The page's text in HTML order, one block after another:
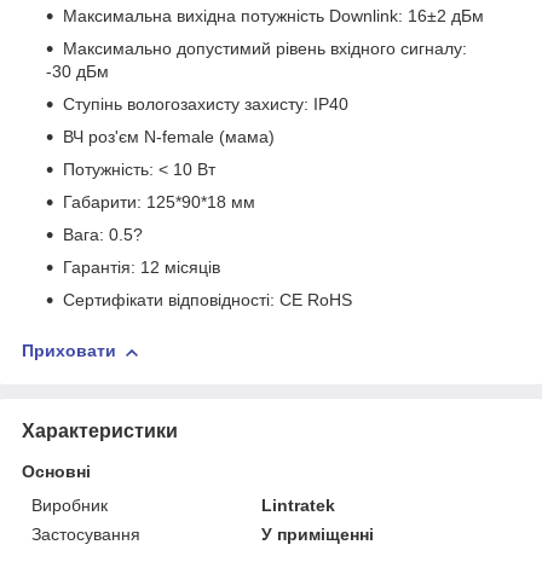
Максимальна вихідна потужність Downlink: 16±2 дБм
Максимально допустимий рівень вхідного сигналу:
-30 дБм
Ступінь вологозахисту захисту: ІР40
ВЧ роз'єм N-female (мама)
Потужність: < 10 Bт
Габарити: 125*90*18 мм
Вага: 0.5?
Гарантія: 12 місяців
Сертифікати відповідності: CE RoHS
Приховати
Характеристики
Основні
Виробник
Lintratek
Застосування
У приміщенні